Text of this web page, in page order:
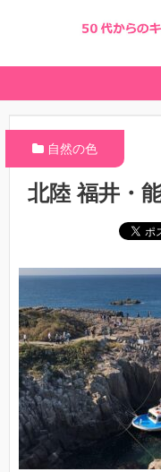
自然の色
北陸 福井・